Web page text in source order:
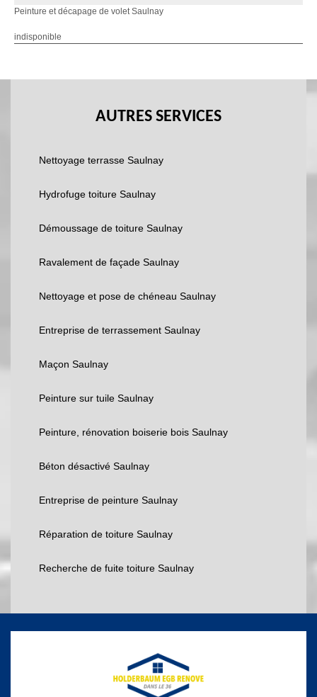
Peinture et décapage de volet Saulnay
indisponible
AUTRES SERVICES
Nettoyage terrasse Saulnay
Hydrofuge toiture Saulnay
Démoussage de toiture Saulnay
Ravalement de façade Saulnay
Nettoyage et pose de chéneau Saulnay
Entreprise de terrassement Saulnay
Maçon Saulnay
Peinture sur tuile Saulnay
Peinture, rénovation boiserie bois Saulnay
Béton désactivé Saulnay
Entreprise de peinture Saulnay
Réparation de toiture Saulnay
Recherche de fuite toiture Saulnay